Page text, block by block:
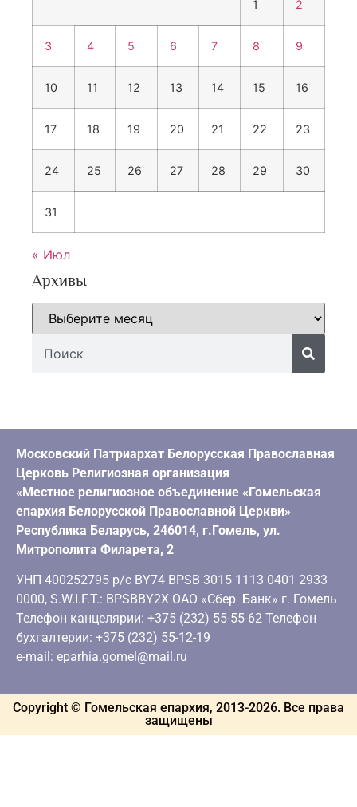
1 2
3 4 5 6 7 8 9
10 11 12 13 14 15 16
17 18 19 20 21 22 23
24 25 26 27 28 29 30
31
« Июл
Архивы
Московский Патриархат Белорусская Православная
Церковь Религиозная организация
«Местное религиозное объединение «Гомельская
епархия Белорусской Православной Церкви»
Республика Беларусь, 246014, г.Гомель, ул.
Митрополита Филарета, 2
УНП 400252795 р/с BY74 BPSB 3015 1113 0401 2933
0000, S.W.I.F.T.: BPSBBY2X ОАО «Сбер Банк» г. Гомель
Телефон канцелярии: +375 (232) 55-55-62 Телефон
бухгалтерии: +375 (232) 55-12-19
e-mail: eparhia.gomel@mail.ru
Copyright © Гомельская епархия, 2013-2026. Все права
защищены